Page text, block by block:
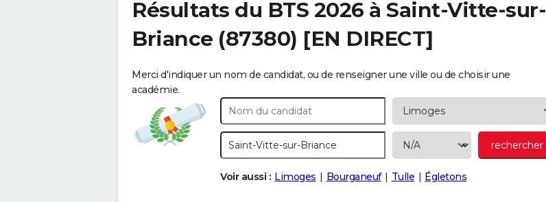
Résultats du BTS 2026 à Saint-Vitte-sur-
Briance (87380) [EN DIRECT]
Merci d'indiquer un nom de candidat, ou de renseigner une ville ou de choisir une
académie.
Voir aussi : Limoges Bourganeuf Tulle Égletons